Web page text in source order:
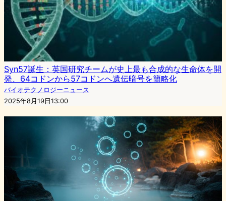
Syn57誕生：英国研究チームが史上最も合成的な生命体を開
発、64コドンから57コドンへ遺伝暗号を簡略化
バイオテクノロジーニュース
2025年8月19日13:00